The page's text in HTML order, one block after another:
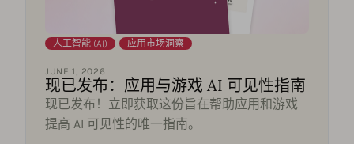
人工智能 (AI) 应用市场洞察
JUNE 1, 2026
现已发布：应用与游戏 AI 可见性指南
现已发布！立即获取这份旨在帮助应用和游戏
提高 AI 可见性的唯一指南。